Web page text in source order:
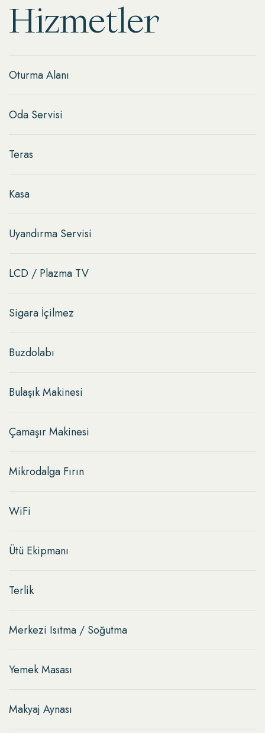
Hizmetler
Oturma Alanı
Oda Servisi
Teras
Kasa
Uyandırma Servisi
LCD / Plazma TV
Sigara İçilmez
Buzdolabı
Bulaşık Makinesi
Çamaşır Makinesi
Mikrodalga Fırın
WiFi
Ütü Ekipmanı
Terlik
Merkezi Isıtma / Soğutma
Yemek Masası
Makyaj Aynası